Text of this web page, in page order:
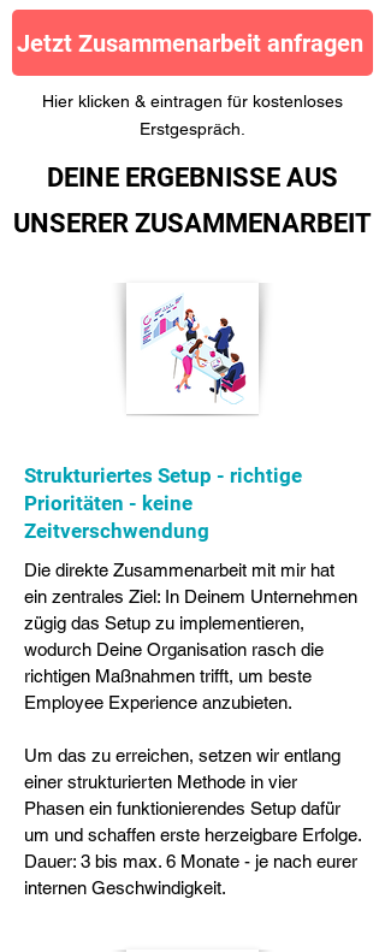
Jetzt Zusammenarbeit anfragen
Hier klicken & eintragen für kostenloses
Erstgespräch.
DEINE ERGEBNISSE AUS
UNSERER ZUSAMMENARBEIT
Strukturiertes Setup - richtige
Prioritäten - keine
Zeitverschwendung
Die direkte Zusammenarbeit mit mir hat
ein zentrales Ziel: In Deinem Unternehmen
zügig das Setup zu implementieren,
wodurch Deine Organisation rasch die
richtigen Maßnahmen trifft, um beste
Employee Experience anzubieten.
Um das zu erreichen, setzen wir entlang
einer strukturierten Methode in vier
Phasen ein funktionierendes Setup dafür
um und schaffen erste herzeigbare Erfolge.
Dauer: 3 bis max. 6 Monate - je nach eurer
internen Geschwindigkeit.